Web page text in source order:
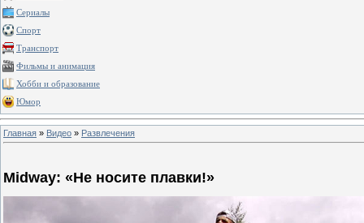
Сериалы
Спорт
Транспорт
Фильмы и анимация
Хобби и образование
Юмор
Главная » Видео » Развлечения
Midway: «Не носите плавки!»